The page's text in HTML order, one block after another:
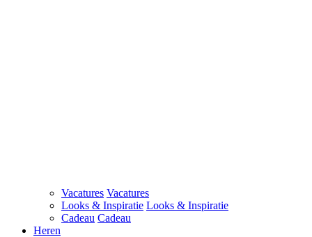
Vacatures Vacatures
Looks & Inspiratie Looks & Inspiratie
Cadeau Cadeau
Heren